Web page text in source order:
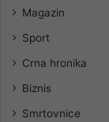
Magazin
Sport
Crna hronika
Biznis
Smrtovnice